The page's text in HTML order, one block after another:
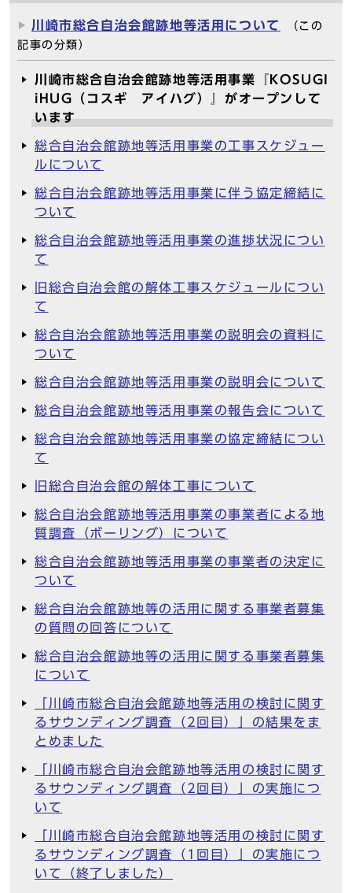
川崎市総合自治会館跡地等活用について
（この
記事の分類）
川崎市総合自治会館跡地等活用事業『KOSUGI
iHUG（コスギ アイハグ）』がオープンして
います
総合自治会館跡地等活用事業の工事スケジュー
ルについて
総合自治会館跡地等活用事業に伴う協定締結に
ついて
総合自治会館跡地等活用事業の進捗状況につい
て
旧総合自治会館の解体工事スケジュールについ
て
総合自治会館跡地等活用事業の説明会の資料に
ついて
総合自治会館跡地等活用事業の説明会について
総合自治会館跡地等活用事業の報告会について
総合自治会館跡地等活用事業の協定締結につい
て
旧総合自治会館の解体工事について
総合自治会館跡地等活用事業の事業者による地
質調査（ボーリング）について
総合自治会館跡地等活用事業の事業者の決定に
ついて
総合自治会館跡地等の活用に関する事業者募集
の質問の回答について
総合自治会館跡地等の活用に関する事業者募集
について
「川崎市総合自治会館跡地等活用の検討に関す
るサウンディング調査（2回目）」の結果をま
とめました
「川崎市総合自治会館跡地等活用の検討に関す
るサウンディング調査（2回目）」の実施につ
いて
「川崎市総合自治会館跡地等活用の検討に関す
るサウンディング調査（1回目）」の実施につ
いて（終了しました）